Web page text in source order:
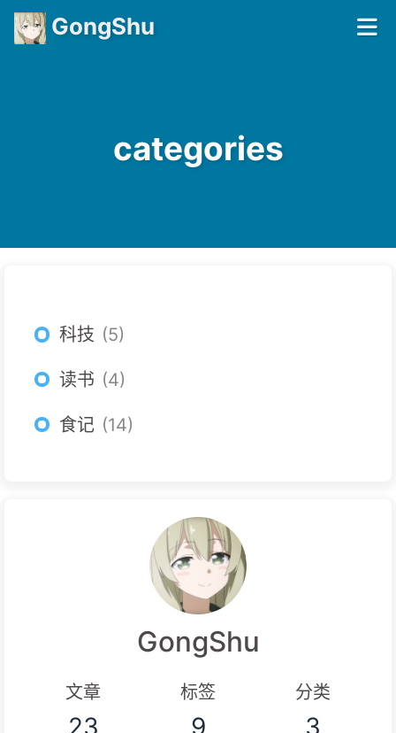
GongShu
categories
科技 5
读书 4
食记 14
GongShu
文章
23
标签
9
分类
3